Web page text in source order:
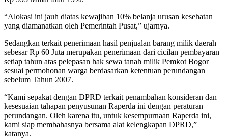
“Alokasi ini jauh diatas kewajiban 10% belanja urusan kesehatan
yang diamanatkan oleh Pemerintah Pusat,” ujarnya.
Sedangkan terkait penerimaan hasil penjualan barang milik daerah
sebesar Rp 60 Juta merupakan penerimaan dari cicilan pembayaran
setiap tahun atas pelepasan hak sewa tanah milik Pemkot Bogor
sesuai permohonan warga berdasarkan ketentuan perundangan
sebelum Tahun 2007.
“Kami sepakat dengan DPRD terkait penambahan konsideran dan
kesesuaian tahapan penyusunan Raperda ini dengan peraturan
perundangan. Oleh karena itu, untuk kesempurnaan Raperda ini,
kami siap membahasnya bersama alat kelengkapan DPRD,”
katanya.